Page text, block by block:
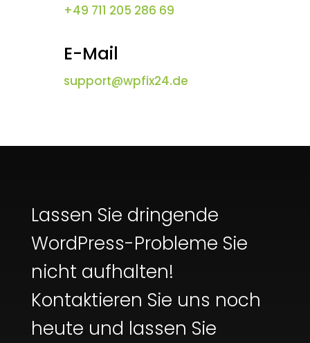
+49 711 205 286 69
E-Mail
support@wpfix24.de
Lassen Sie dringende
WordPress-Probleme Sie
nicht aufhalten!
Kontaktieren Sie uns noch
heute und lassen Sie